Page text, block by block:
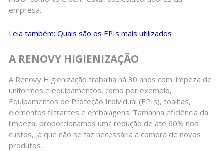
empresa.
Leia também: Quais são os EPIs mais utilizados
A RENOVY HIGIENIZAÇÃO
A Renovy Higienização trabalha há 30 anos com limpeza de
uniformes e equipamentos, como por exemplo,
Equipamentos de Proteção Individual (EPIs), toalhas,
elementos filtrantes e embalagens. Tamanha eficiência da
limpeza, proporcionamos uma redução de até 60% nos
custos, já que não se faz necessária a compra de novos
produtos.